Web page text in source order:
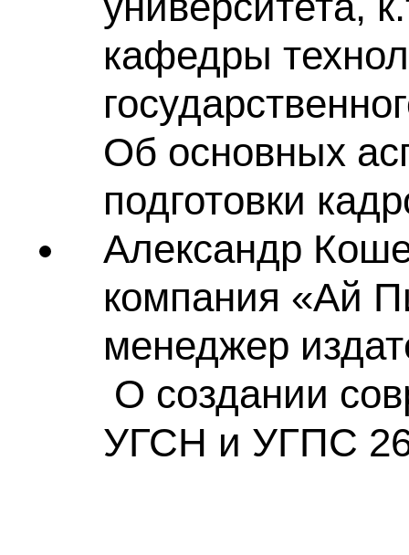
кафедры
Об основных
подготовки
Александр
компания «Ай
менеджер
О создании
УГСН и УГПС